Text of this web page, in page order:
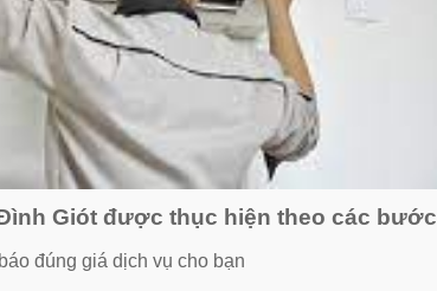
Giót được thục hiện theo các bước
đúng giá dịch vụ cho bạn